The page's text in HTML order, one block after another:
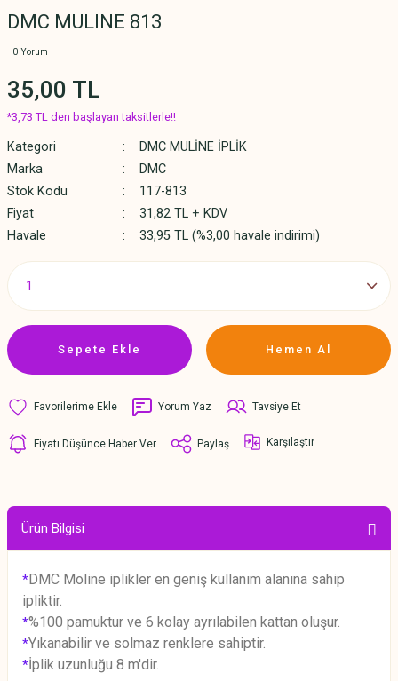
DMC MULINE 813
0 Yorum
35,00 TL
*3,73 TL den başlayan taksitlerle!!
Kategori
DMC MULİNE İPLİK
Marka
DMC
Stok Kodu
117-813
Fiyat
31,82 TL + KDV
Havale
33,95 TL (%3,00 havale indirimi)
Sepete Ekle Hemen Al
Yorum Yaz Tavsiye Et
Fiyatı Düşünce Haber Ver Paylaş Karşılaştır
Ürün Bilgisi
*DMC Moline iplikler en geniş kullanım alanına sahip
ipliktir.
*%100 pamuktur ve 6 kolay ayrılabilen kattan oluşur.
*Yıkanabilir ve solmaz renklere sahiptir.
*İplik uzunluğu 8 m'dir.